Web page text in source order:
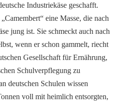
Industriekäse geschafft.
eine Masse, die nach
jung ist. Sie schmeckt auch nach
wenn er schon gammelt, riecht
Gesellschaft für Ernährung,
Schulverpflegung zu
deutschen Schulen wissen
voll mit heimlich entsorgten,